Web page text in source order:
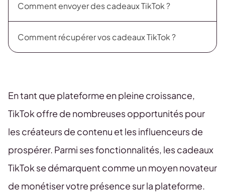
Comment envoyer des cadeaux TikTok ?
Comment récupérer vos cadeaux TikTok ?
En tant que plateforme en pleine croissance,
TikTok offre de nombreuses opportunités pour
les créateurs de contenu et les influenceurs de
prospérer. Parmi ses fonctionnalités, les cadeaux
TikTok se démarquent comme un moyen novateur
de monétiser votre présence sur la plateforme.